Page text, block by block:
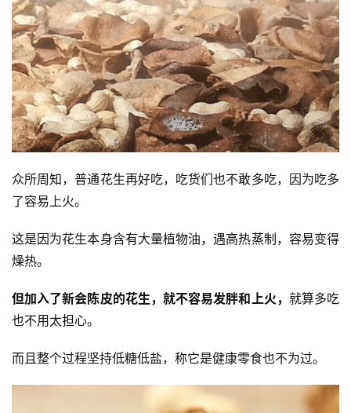
众所周知，普通花生再好吃，吃货们也不敢多吃，因为吃多
了容易上火。
这是因为花生本身含有大量植物油，遇高热蒸制，容易变得
燥热。
但加入了新会陈皮的花生，就不容易发胖和上火， 就算多吃
也不用太担心。
而且整个过程坚持低糖低盐，称它是健康零食也不为过。